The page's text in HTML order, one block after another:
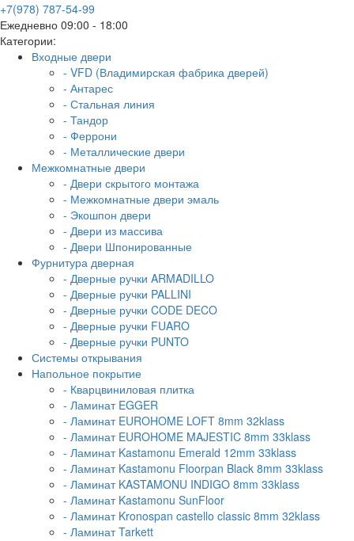
+7(978) 787-54-99
Ежедневно 09:00 - 18:00
Категории:
Входные двери
- VFD (Владимирская фабрика дверей)
- Антарес
- Стальная линия
- Тандор
- Феррони
- Металлические двери
Межкомнатные двери
- Двери скрытого монтажа
- Межкомнатные двери эмаль
- Экошпон двери
- Двери из массива
- Двери Шпонированные
Фурнитура дверная
- Дверные ручки ARMADILLO
- Дверные ручки PALLINI
- Дверные ручки CODE DECO
- Дверные ручки FUARO
- Дверные ручки PUNTO
Системы открывания
Напольное покрытие
- Кварцвиниловая плитка
- Ламинат EGGER
- Ламинат EUROHOME LOFT 8mm 32klass
- Ламинат EUROHOME MAJESTIC 8mm 33klass
- Ламинат Kastamonu Emerald 12mm 33klass
- Ламинат Kastamonu Floorpan Black 8mm 33klass
- Ламинат KASTAMONU INDIGO 8mm 33klass
- Ламинат Kastamonu SunFloor
- Ламинат Kronospan castello classic 8mm 32klass
- Ламинат Tarkett